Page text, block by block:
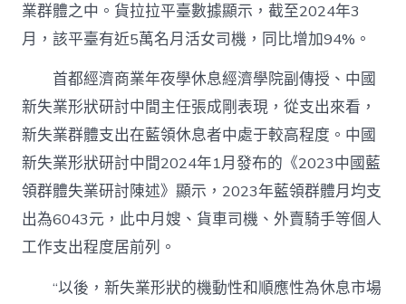
業群體之中。貨拉拉平臺數據顯示，截至2024年3
月，該平臺有近5萬名月活女司機，同比增加94%。
首都經濟商業年夜學休息經濟學院副傳授、中國
新失業形狀研討中間主任張成剛表現，從支出來看，
新失業群體支出在藍領休息者中處于較高程度。中國
新失業形狀研討中間2024年1月發布的《2023中國藍
領群體失業研討陳述》顯示，2023年藍領群體月均支
出為6043元，此中月嫂、貨車司機、外賣騎手等個人
工作支出程度居前列。
“以後，新失業形狀的機動性和順應性為休息市場